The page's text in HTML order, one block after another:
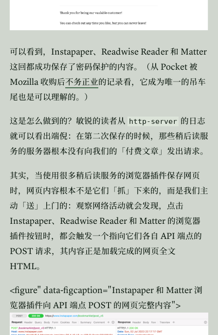
可以看到， Instapaper、 Readwise Reader和 Matter
这回都成功保存了密码保护的内容。（从 Pocket被
Mozilla 收购后不务正业的记录看，它成为唯一的吊车
尾也是可以理解的。）
这是怎么做到的？敏锐的读者从 http-server 的日志
就可以看出端倪：在第二次保存的时候，那些稍后读服
务的服务器根本没有向我们的「付费文章」发出请求。
其实，当使用很多稍后读服务的浏览器插件保存网页
时，网页内容根本不是它们「抓」下来的，而是我们主
动「送」上门的：观察网络活动就会发现，点击
Instapaper、 Readwise Reader和 Matter 的浏览器
插件按钮时，都会触发一个指向它们各自 API 端点的
POST请求，其内容正是加载完成的网页全文
HTML。
<figure" data-figcaption="Instapaper和 Matter浏
览器插件向 API 端点 POST 的网页完整内容">